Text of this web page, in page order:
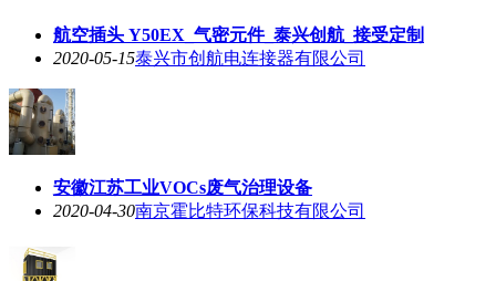
航空插头 Y50EX_气密元件_泰兴创航_接受定制
2020-05-15泰兴市创航电连接器有限公司
安徽江苏工业VOCs废气治理设备
2020-04-30南京霍比特环保科技有限公司